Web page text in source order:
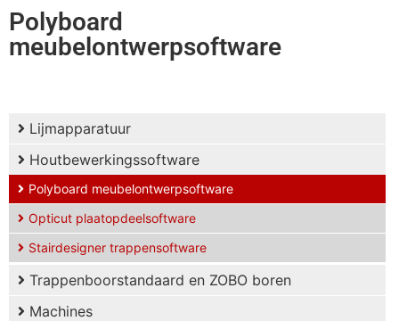
Polyboard
meubelontwerpsoftware
Lijmapparatuur
Houtbewerkingssoftware
Polyboard meubelontwerpsoftware
Opticut plaatopdeelsoftware
Stairdesigner trappensoftware
Trappenboorstandaard en ZOBO boren
Machines